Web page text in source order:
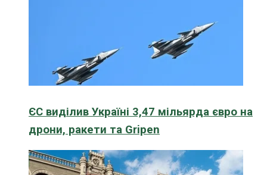
ЄС виділив Україні 3,47 мільярда євро на
дрони, ракети та Gripen